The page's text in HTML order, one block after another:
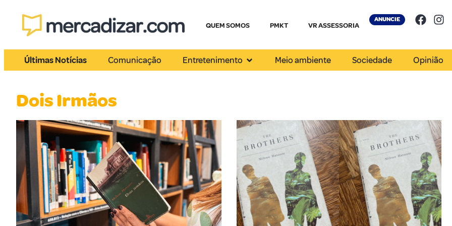
QUEM SOMOS PMKT VR ASSESSORIA
ANUNCIE
Últimas Notícias Comunicação Entretenimento Meio ambiente Sociedade Opinião
Dois Irmãos